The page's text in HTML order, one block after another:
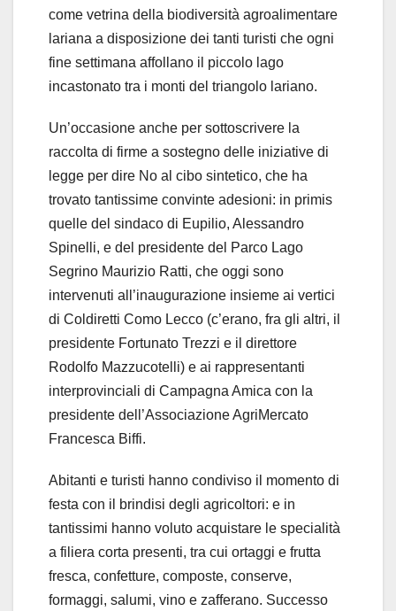
come vetrina della biodiversità agroalimentare
lariana a disposizione dei tanti turisti che ogni
fine settimana affollano il piccolo lago
incastonato tra i monti del triangolo lariano.
Un’occasione anche per sottoscrivere la
raccolta di firme a sostegno delle iniziative di
legge per dire No al cibo sintetico, che ha
trovato tantissime convinte adesioni: in primis
quelle del sindaco di Eupilio, Alessandro
Spinelli, e del presidente del Parco Lago
Segrino Maurizio Ratti, che oggi sono
intervenuti all’inaugurazione insieme ai vertici
di Coldiretti Como Lecco (c’erano, fra gli altri, il
presidente Fortunato Trezzi e il direttore
Rodolfo Mazzucotelli) e ai rappresentanti
interprovinciali di Campagna Amica con la
presidente dell’Associazione AgriMercato
Francesca Biffi.
Abitanti e turisti hanno condiviso il momento di
festa con il brindisi degli agricoltori: e in
tantissimi hanno voluto acquistare le specialità
a filiera corta presenti, tra cui ortaggi e frutta
fresca, confetture, composte, conserve,
formaggi, salumi, vino e zafferano. Successo